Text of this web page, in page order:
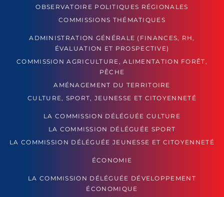
OBSERVATOIRE POLITIQUES RÉGIONALES
COMMISSIONS THÉMATIQUES
ADMINISTRATION GÉNÉRALE (FINANCES, RH,
ÉVALUATION ET PROSPECTIVE)
COMMISSION AGRICULTURE, ALIMENTATION FORÊT,
PÊCHE
AMÉNAGEMENT DU TERRITOIRE
CULTURE, SPORT, JEUNESSE ET CITOYENNETÉ
LA COMMISSION DÉLÉGUÉE CULTURE
LA COMMISSION DÉLÉGUÉE SPORT
LA COMMISSION DÉLÉGUÉE JEUNESSE ET CITOYENNETÉ
ÉCONOMIE
LA COMMISSION DÉLÉGUÉE DÉVELOPPEMENT
ÉCONOMIQUE